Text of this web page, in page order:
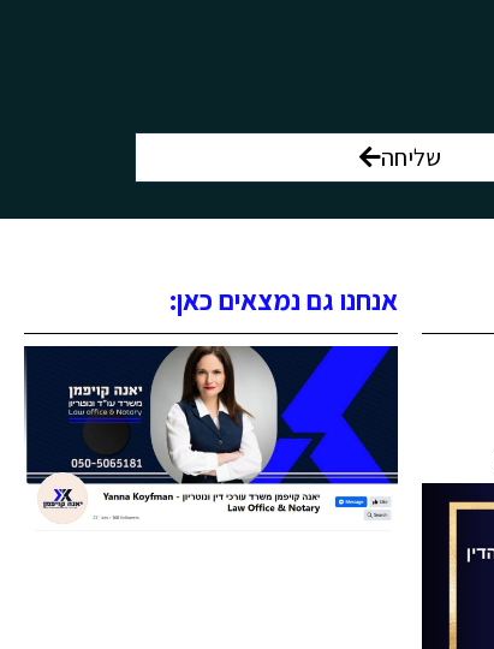
שליחה
אנחנו גם נמצאים כאן: